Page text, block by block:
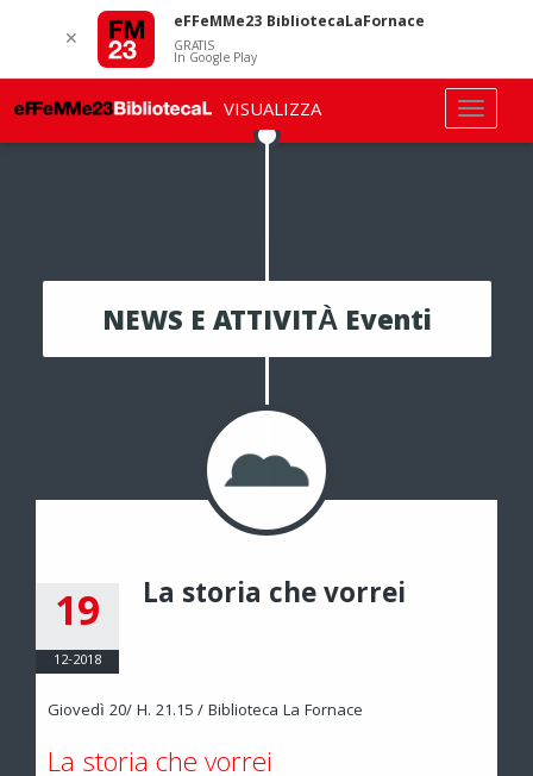
NEWS E ATTIVITÀ Eventi
19
12-2018
La storia che vorrei
Giovedì 20/ H. 21.15 / Biblioteca La Fornace
La storia che vorrei
✕
eFFeMMe23 BibliotecaLaFornace
GRATIS
In Google Play
VISUALIZZA